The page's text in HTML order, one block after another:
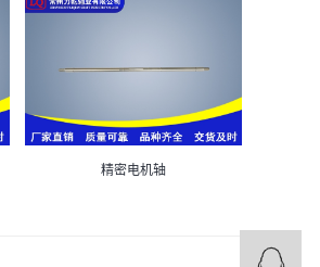
精密电机轴